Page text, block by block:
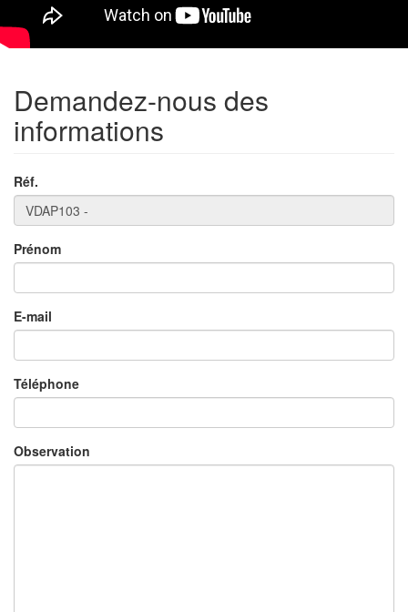
Demandez-nous des
informations
Réf.
Prénom
E-mail
Téléphone
Observation